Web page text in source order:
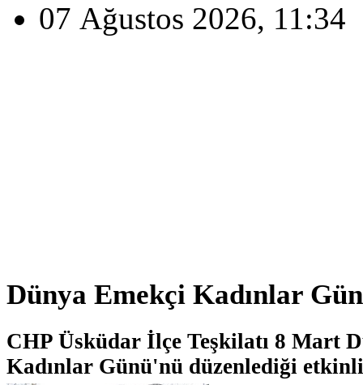
07 Ağustos 2026, 11:34
Dünya Emekçi Kadınlar
CHP Üsküdar İlçe Teşkilatı 8 Mart
Kadınlar Günü'nü düzenlediği